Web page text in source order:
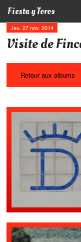
Fiesta y Toros
Programme
Photos
Actualités
Partenaires
Jeu. 27 nov. 2014
Visite de
Retour aux albums